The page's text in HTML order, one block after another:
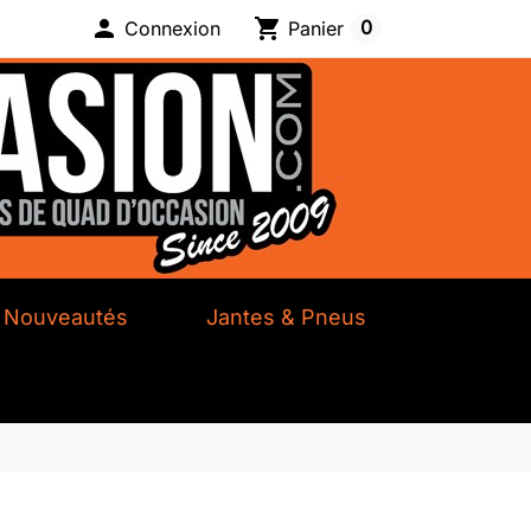
 Connexion shopping_cart Panier 0
Nouveautés Jantes & Pneus